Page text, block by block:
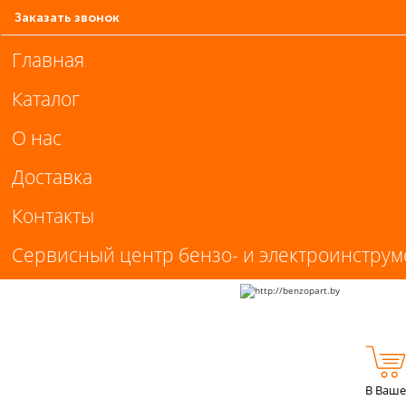
Заказать звонок
Главная
Каталог
О нас
Доставка
Контакты
Сервисный центр бензо- и
В